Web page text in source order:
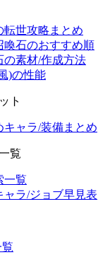
転世攻略まとめ
喚石のおすすめ順
の素材/作成方法
)の性能
ト
キャラ/装備まとめ
覧
一覧
ャラ/ジョブ早見表
覧